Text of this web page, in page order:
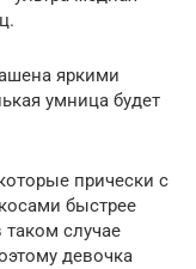
яркими
умница будет
прически с
быстрее
случае
девочка